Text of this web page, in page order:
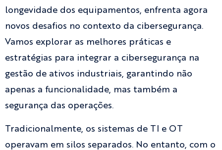
longevidade dos equipamentos, enfrenta agora
novos desafios no contexto da cibersegurança.
Vamos explorar as melhores práticas e
estratégias para integrar a cibersegurança na
gestão de ativos industriais, garantindo não
apenas a funcionalidade, mas também a
segurança das operações.
Tradicionalmente, os sistemas de TI e OT
operavam em silos separados. No entanto, com o